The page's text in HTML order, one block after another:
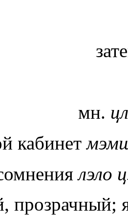
мн.
кабинет
лэло